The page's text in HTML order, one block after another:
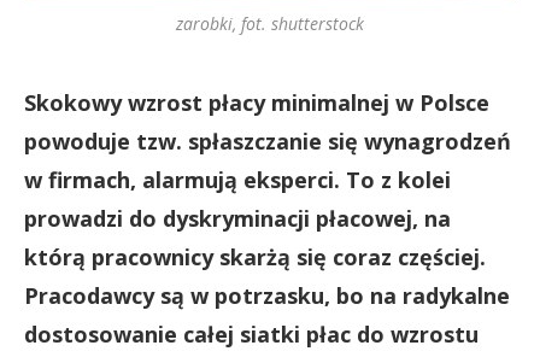
zarobki, fot. shutterstock
Skokowy wzrost płacy minimalnej w Polsce
powoduje tzw. spłaszczanie się wynagrodzeń
w firmach, alarmują eksperci. To z kolei
prowadzi do dyskryminacji płacowej, na
którą pracownicy skarżą się coraz częściej.
Pracodawcy są w potrzasku, bo na radykalne
dostosowanie całej siatki płac do wzrostu